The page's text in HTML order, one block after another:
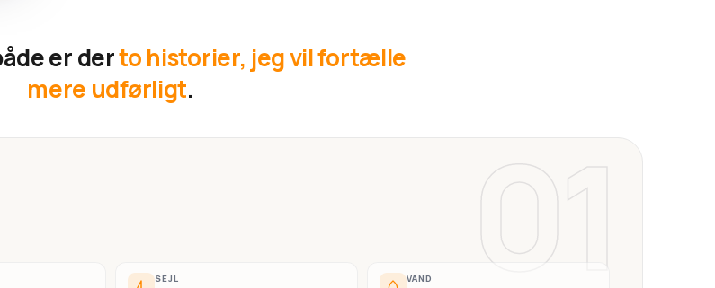
er derto historier, jeg vil fortælle
mere udførligt.
01
SEJL VAND